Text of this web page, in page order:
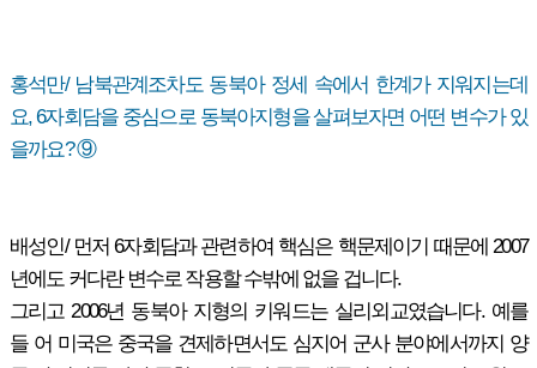
홍석만/ 남북관계조차도 동북아 정세 속에서 한계가 지워지는데
요, 6자회담을 중심으로 동북아지형을 살펴보자면 어떤 변수가 있
을까요? ⑨
배성인/ 먼저 6자회담과 관련하여 핵심은 핵문제이기 때문에 2007
년에도 커다란 변수로 작용할 수밖에 없을 겁니다.
그리고 2006년 동북아 지형의 키워드는 실리외교였습니다. 예를
들 어 미국은 중국을 견제하면서도 심지어 군사 분야에서까지 양